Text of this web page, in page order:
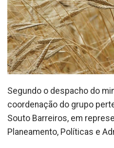
Segundo o despacho do
coordenação do grupo
Souto Barreiros, em
Planeamento, Políticas e